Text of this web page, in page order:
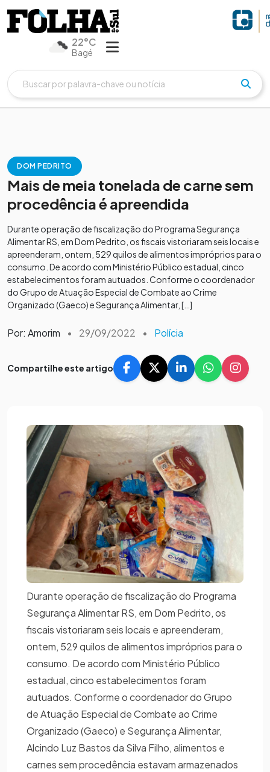
22°C
Bagé
DOM PEDRITO
Mais de meia tonelada de carne sem
procedência é apreendida
Durante operação de fiscalização do Programa Segurança
Alimentar RS, em Dom Pedrito, os fiscais vistoriaram seis locais e
apreenderam, ontem, 529 quilos de alimentos impróprios para o
consumo. De acordo com Ministério Público estadual, cinco
estabelecimentos foram autuados. Conforme o coordenador
do Grupo de Atuação Especial de Combate ao Crime
Organizado (Gaeco) e Segurança Alimentar, […]
Por: Amorim • 29/09/2022 • Polícia
Compartilhe este artigo
Durante operação de fiscalização do Programa
Segurança Alimentar RS, em Dom Pedrito, os
fiscais vistoriaram seis locais e apreenderam,
ontem, 529 quilos de alimentos impróprios para o
consumo. De acordo com Ministério Público
estadual, cinco estabelecimentos foram
autuados. Conforme o coordenador do Grupo
de Atuação Especial de Combate ao Crime
Organizado (Gaeco) e Segurança Alimentar,
Alcindo Luz Bastos da Silva Filho, alimentos e
carnes sem procedência estavam armazenados